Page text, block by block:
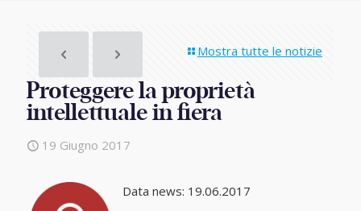
Mostra tutte le notizie
Proteggere la proprietà
intellettuale in fiera
19 Giugno 2017
Data news: 19.06.2017